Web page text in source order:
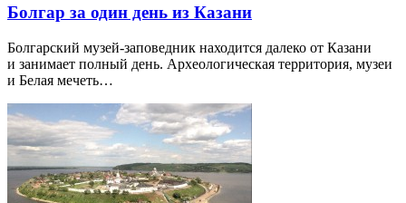
Болгар за один день из Казани
Болгарский музей-заповедник находится далеко от Казани
и занимает полный день. Археологическая территория, музеи
и Белая мечеть…